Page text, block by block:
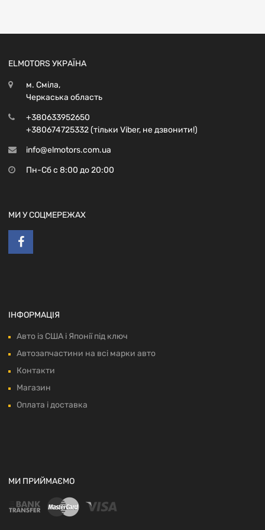
ELMOTORS УКРАЇНА
м. Сміла,
Черкаська область
+380633952650
+380674725332 (тільки Viber, не дзвонити!)
info@elmotors.com.ua
Пн-Сб с 8:00 до 20:00
МИ У СОЦМЕРЕЖАХ
ІНФОРМАЦІЯ
Авто із США і Японії під ключ
Автозапчастини на всі марки авто
Контакти
Магазин
Оплата і доставка
МИ ПРИЙМАЄМО